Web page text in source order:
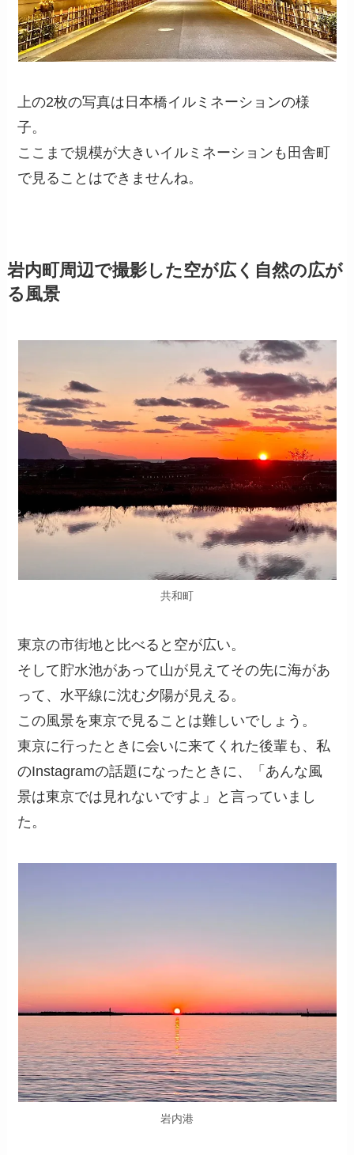
上の2枚の写真は日本橋イルミネーションの様
子。
ここまで規模が大きいイルミネーションも田舎町
で見ることはできませんね。
岩内町周辺で撮影した空が広く自然の広が
る風景
共和町
東京の市街地と比べると空が広い。
そして貯水池があって山が見えてその先に海があ
って、水平線に沈む夕陽が見える。
この風景を東京で見ることは難しいでしょう。
東京に行ったときに会いに来てくれた後輩も、私
のInstagramの話題になったときに、「あんな風
景は東京では見れないですよ」と言っていまし
た。
岩内港